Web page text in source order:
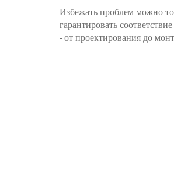
Избежать проблем можно
гарантировать
- от проектирования до